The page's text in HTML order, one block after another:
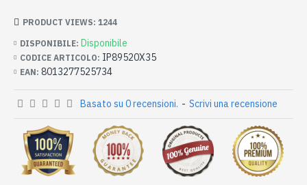
DISPONIBILE: Disponibile
CODICE ARTICOLO: IP89520X35
EAN: 8013277525734
PRODUCT VIEWS: 1244
Basato su 0 recensioni. - Scrivi una recensione